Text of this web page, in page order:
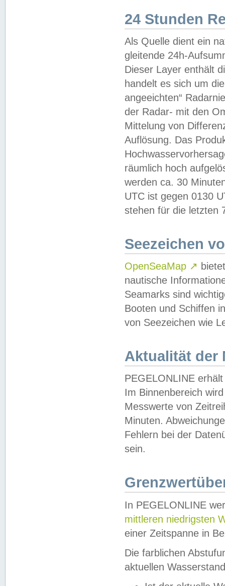
24 Stunden
Als Quelle dient ein
gleitende 24h-
Dieser Layer enthält
handelt es sich um
angeeichten“
der Radar- mit den
Mittelung von
Auflösung. Das
räumlich hoch
werden ca. 30
UTC ist gegen 0130
stehen für die letzten
Seezeichen
OpenSeaMap ↗
nautische
Seamarks sind
Booten und Schiffen
von Seezeichen wie
Aktualität der
PEGELONLINE
Im Binnenbereich
Messwerte von
Minuten.
Fehlern bei der
sein.
In PEGELONLINE
mittleren niedrigsten
einer Zeitspanne in
Die farblichen
aktuellen